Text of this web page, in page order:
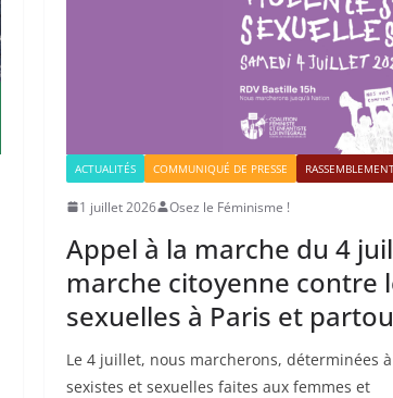
ACTUALITÉS COMMUNIQUÉ DE PRESSE
1 juillet 2026 Osez le Féminisme !
Appel à la marche du 4
marche citoyenne contre
sexuelles à Paris et
Le 4 juillet, nous marcherons, déterminées
sexistes et sexuelles faites aux femmes et